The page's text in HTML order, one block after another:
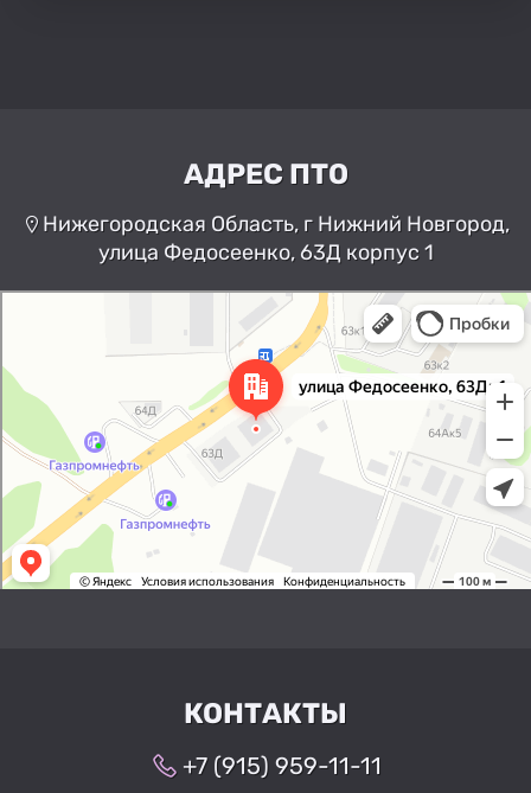
АДРЕС ПТО
Нижегородская Область, г Нижний Новгород,
улица Федосеенко, 63Д корпус 1
Нижний Новгород
Улица Федосеенко, 63Дк1 —
Яндекс Карты
КОНТАКТЫ
+7 (915) 959-11-11